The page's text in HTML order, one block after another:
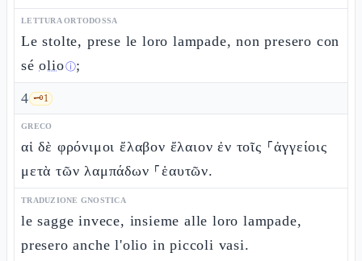
LETTURA ORTODOSSA
Le stolte, prese le loro lampade, non presero con
séolioⓘ;
4 🗝️1
GRECO
αἱ δὲ φρόνιμοι ἔλαβον ἔλαιον ἐν τοῖς ⸀ἀγγείοις
μετὰ τῶν λαμπάδων ⸀ἑαυτῶν.
TRADUZIONE GNOSTICA
le sagge invece, insieme alle loro lampade,
presero anche l'olio in piccoli vasi.